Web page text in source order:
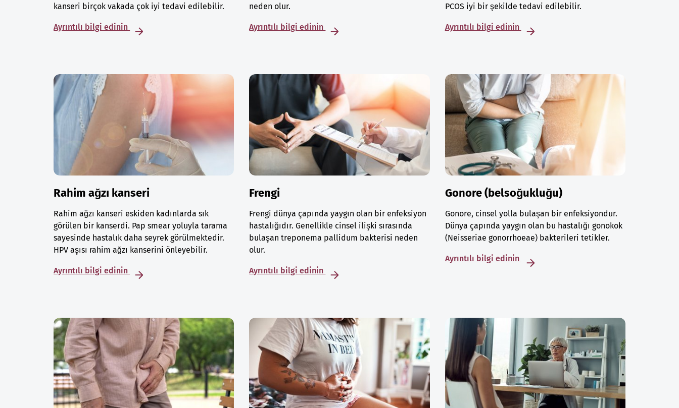
kanseri birçok vakada çok iyi tedavi edilebilir.
Ayrıntılı bilgi edinin
neden olur.
Ayrıntılı bilgi edinin
PCOS iyi bir şekilde tedavi edilebilir.
Ayrıntılı bilgi edinin
Rahim ağzı kanseri
Rahim ağzı kanseri eskiden kadınlarda sık
görülen bir kanserdi. Pap smear yoluyla tarama
sayesinde hastalık daha seyrek görülmektedir.
HPV aşısı rahim ağzı kanserini önleyebilir.
Ayrıntılı bilgi edinin
Frengi
Frengi dünya çapında yaygın olan bir enfeksiyon
hastalığıdır. Genellikle cinsel ilişki sırasında
bulaşan treponema pallidum bakterisi neden
olur.
Ayrıntılı bilgi edinin
Gonore (belsoğukluğu)
Gonore, cinsel yolla bulaşan bir enfeksiyondur.
Dünya çapında yaygın olan bu hastalığı gonokok
(Neisseriae gonorrhoeae) bakterileri tetikler.
Ayrıntılı bilgi edinin